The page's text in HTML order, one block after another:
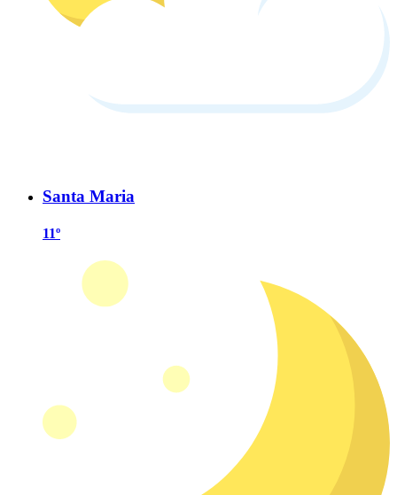
Santa Maria
11º